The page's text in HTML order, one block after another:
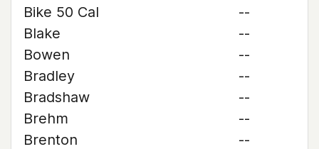
Bike 50 Cal
--
Blake
--
Bowen
--
Bradley
--
Bradshaw
--
Brehm
--
Brenton
--